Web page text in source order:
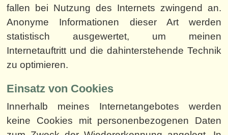
fallen bei Nutzung des Internets zwingend an.
Anonyme Informationen dieser Art werden
statistisch ausgewertet, um meinen
Internetauftritt und die dahinterstehende Technik
zu optimieren.
Einsatz von Cookies
Innerhalb meines Internetangebotes werden
keine Cookies mit personenbezogenen Daten